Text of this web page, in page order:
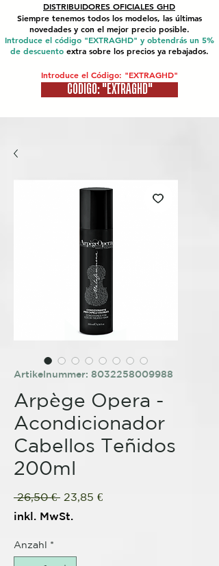
DISTRIBUIDORES OFICIALES GHD
Siempre tenemos todos los modelos, las últimas
novedades y con el mejor precio posible.
Introduce el código "EXTRAGHD" y obtendrás un 5%
de descuento extra sobre los precios ya rebajados.
Introduce el Código: "EXTRAGHD"
CÓDIGO: "EXTRAGHD"
Artikelnummer: 8032258009988
Arpège Opera -
Acondicionador
Cabellos Teñidos
200ml
26,50 € Standardpreis
23,85 €Sale-
inkl. MwSt.
Anzahl *